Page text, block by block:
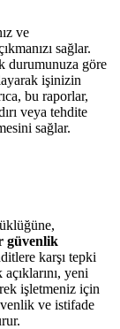
ve
sağlar.
durumunuza göre
işinizin
bu raporlar,
veya tehdite
sağlar.
güvenlik
karşı tepki
yeni
işletmeniz için
ve istifade